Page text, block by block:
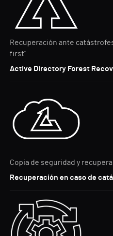
Recuperación ante
first"
Active Directory Forest
Copia de seguridad y
Recuperación en caso de